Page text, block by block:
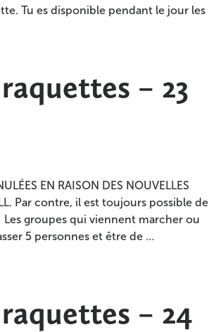
Tu es disponible pendant le jour les
– 23
EN RAISON DES NOUVELLES
Par contre, il est toujours possible de
groupes qui viennent marcher ou
5 personnes et être de …
– 24